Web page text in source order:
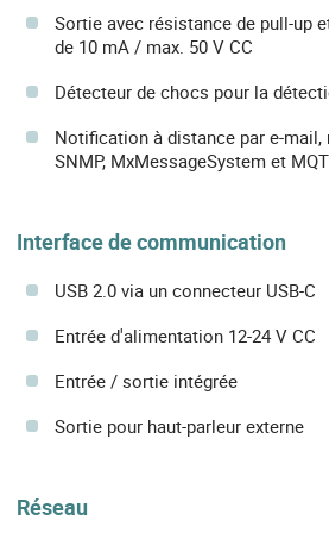
Sortie avec résistance de pull-up
de 10 mA / max. 50 V CC
Détecteur de chocs pour la
Notification à distance par e-mail,
SNMP, MxMessageSystem et
Interface de communication
USB 2.0 via un connecteur USB-C
Entrée d'alimentation 12-24 V CC
Entrée / sortie intégrée
Sortie pour haut-parleur externe
Réseau